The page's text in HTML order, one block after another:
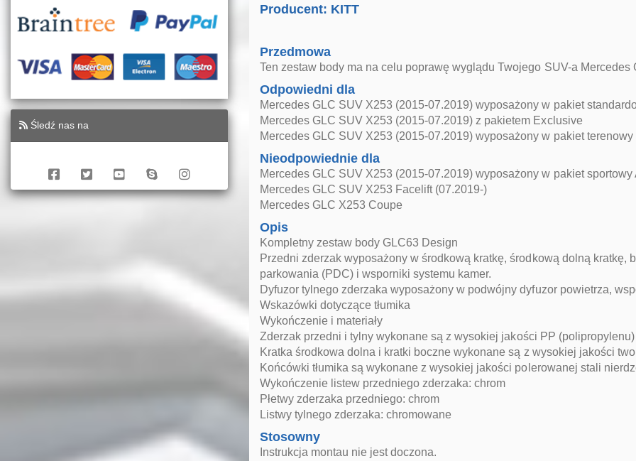
Śledź nas na
Producent: KITT
Przedmowa
Ten zestaw body ma na celu poprawę wyglądu Twojego SUV-a Mercedes
Odpowiedni dla
Mercedes GLC SUV X253 (2015-07.2019) wyposażony w pakiet
Mercedes GLC SUV X253 (2015-07.2019) z pakietem Exclusive
Mercedes GLC SUV X253 (2015-07.2019) wyposażony w pakiet terenowy
Nieodpowiednie dla
Mercedes GLC SUV X253 (2015-07.2019) wyposażony w pakiet sportowy
Mercedes GLC SUV X253 Facelift (07.2019-)
Mercedes GLC X253 Coupe
Opis
Kompletny zestaw body GLC63 Design
Przedni zderzak wyposażony w środkową kratkę, środkową dolną kratkę,
parkowania (PDC) i wsporniki systemu kamer.
Dyfuzor tylnego zderzaka wyposażony w podwójny dyfuzor powietrza,
Wskazówki dotyczące tłumika
Wykończenie i materiały
Zderzak przedni i tylny wykonane są z wysokiej jakości PP
Kratka środkowa dolna i kratki boczne wykonane są z wysokiej jakości
Końcówki tłumika są wykonane z wysokiej jakości polerowanej stali
Wykończenie listew przedniego zderzaka: chrom
Płetwy zderzaka przedniego: chrom
Listwy tylnego zderzaka: chromowane
Stosowny
Instrukcja montau nie jest doczona.